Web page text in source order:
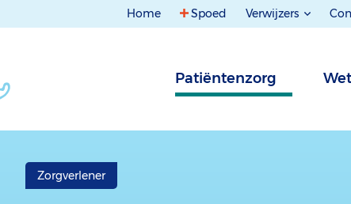
Home Spoed Verwijzers
Patiëntenzorg
Zorgverlener